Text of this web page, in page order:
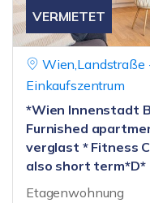
VERMIETET
Wien,Landstraße
Einkaufszentrum
*Wien Innenstadt
Furnished
verglast * Fitness
also short term*D*
Etagenwohnung